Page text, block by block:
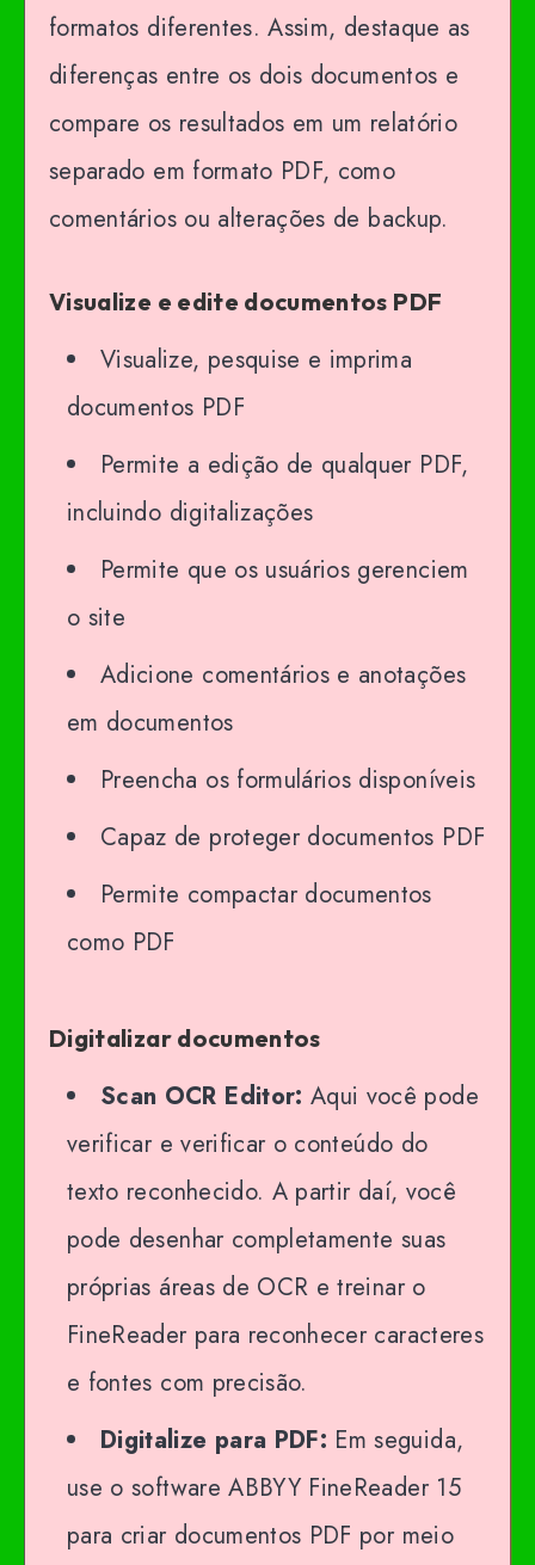
formatos diferentes. Assim, destaque as
diferenças entre os dois documentos e
compare os resultados em um relatório
separado em formato PDF, como
comentários ou alterações de backup.
Visualize e edite documentos PDF
Visualize, pesquise e imprima
documentos PDF
Permite a edição de qualquer PDF,
incluindo digitalizações
Permite que os usuários gerenciem
o site
Adicione comentários e anotações
em documentos
Preencha os formulários disponíveis
Capaz de proteger documentos PDF
Permite compactar documentos
como PDF
Digitalizar documentos
Scan OCR Editor: Aqui você pode
verificar e verificar o conteúdo do
texto reconhecido. A partir daí, você
pode desenhar completamente suas
próprias áreas de OCR e treinar o
FineReader para reconhecer caracteres
e fontes com precisão.
Digitalize para PDF: Em seguida,
use o software ABBYY FineReader 15
para criar documentos PDF por meio